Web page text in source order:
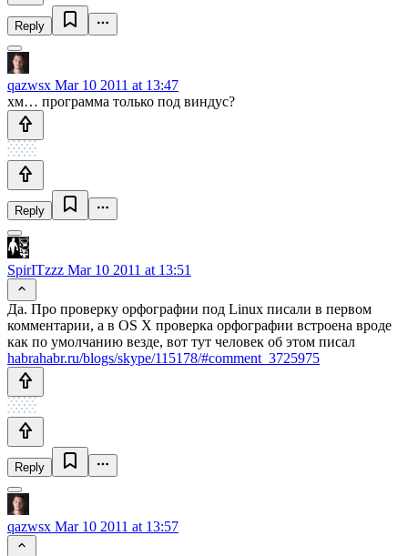
Reply
qazwsx Mar 10 2011 at 13:47
хм… программа только под виндус?
Reply
SpirITzzz Mar 10 2011 at 13:51
Да. Про проверку орфографии под Linux писали в первом
комментарии, а в OS X проверка орфографии встроена вроде
как по умолчанию везде, вот тут человек об этом писал
habrahabr.ru/blogs/skype/115178/#comment_3725975
Reply
qazwsx Mar 10 2011 at 13:57